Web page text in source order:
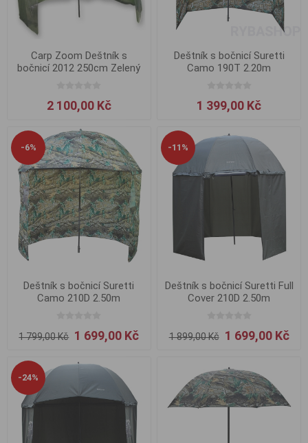
Carp Zoom Deštník s
bočnicí 2012 250cm Zelený
2 100,00 Kč
Deštník s bočnicí Suretti
Camo 190T 2.20m
1 399,00 Kč
-6%
Deštník s bočnicí Suretti
Camo 210D 2.50m
1 799,00 Kč 1 699,00 Kč
-11%
Deštník s bočnicí Suretti Full
Cover 210D 2.50m
1 899,00 Kč 1 699,00 Kč
-24%